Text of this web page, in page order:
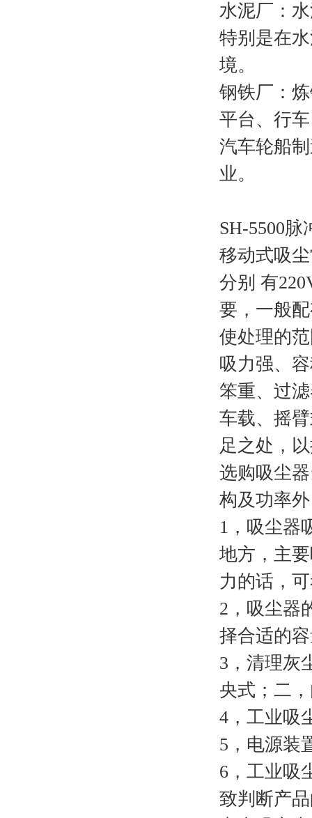
水泥厂：
特别是在
境。
钢铁厂：
平台、行
汽车轮船
业。
SH-5500
移动式吸
分别 有
要，一般
使处理的
吸力强、
笨重、过
车载、摇
足之处，
选购吸尘
构及功率
1，吸尘器
地方，主
力的话，
2，吸尘器
择合适的
3，清理灰
央式；二
4，工业吸
5，电源装
6，工业吸
致判断产